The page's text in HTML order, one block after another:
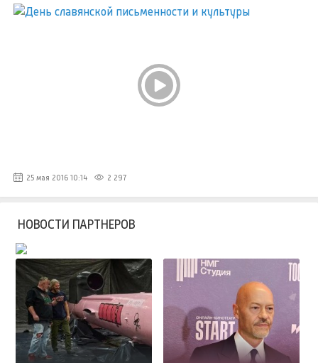
25 мая 2016 10:14 2 297
НОВОСТИ ПАРТНЕРОВ